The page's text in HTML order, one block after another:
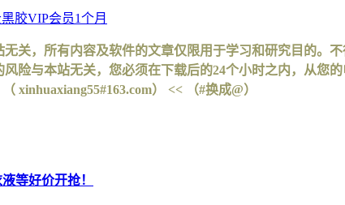
胶VIP会员1个月
关，所有内容及软件的文章仅限用于学习和研究目的。
险与本站无关，您必须在下载后的24个小时之内，从您
xinhuaxiang55#163.com） << （#换成@）
等好价开抢！